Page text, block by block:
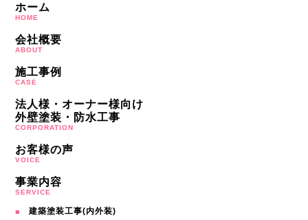
ホーム
HOME
会社概要
ABOUT
施工事例
CASE
法人様・オーナー様向け
外壁塗装・防水工事
CORPORATION
お客様の声
VOICE
事業内容
SERVICE
建築塗装工事(内外装)